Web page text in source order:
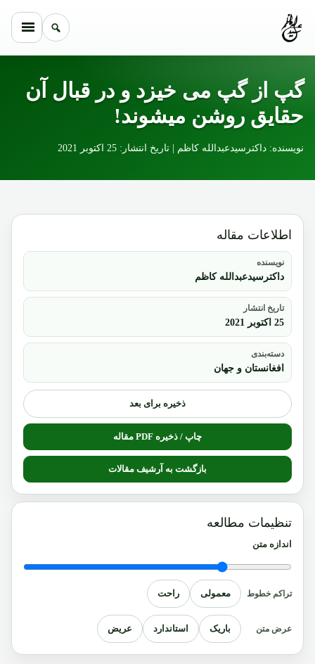
گپ از گپ می خیزد و در قبال آن
حقایق روشن میشوند!
نویسنده: داکترسیدعبدالله کاظم | تاریخ انتشار: 25 اکتوبر 2021
اطلاعات مقاله
نویسنده
داکترسیدعبدالله کاظم
تاریخ انتشار
25 اکتوبر 2021
دسته‌بندی
افغانستان و جهان
ذخیره برای بعد
چاپ / ذخیره PDF مقاله
بازگشت به آرشیف مقالات
تنظیمات مطالعه
اندازه متن
تراکم خطوط معمولی راحت
عرض متن باریک استاندارد عریض